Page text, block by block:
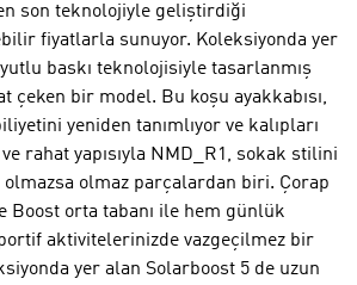
son teknolojiyle geliştirdiği
fiyatlarla sunuyor. Koleksiyonda yer
baskı teknolojisiyle tasarlanmış
çeken bir model. Bu koşu ayakkabısı,
yeniden tanımlıyor ve kalıpları
ve rahat yapısıyla NMD_R1, sokak stilini
olmaz parçalardan biri. Çorap
Boost orta tabanı ile hem günlük
aktivitelerinizde vazgeçilmez bir
yer alan Solarboost 5 de uzun